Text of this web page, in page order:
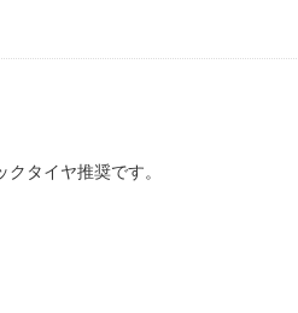
タイヤ推奨です。